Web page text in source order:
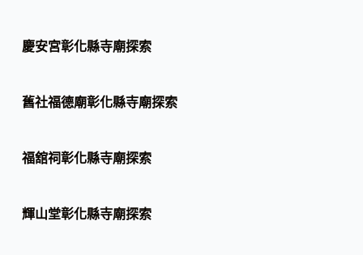
慶安宮彰化縣寺廟探索
舊社福德廟彰化縣寺廟探索
福舘祠彰化縣寺廟探索
輝山堂彰化縣寺廟探索